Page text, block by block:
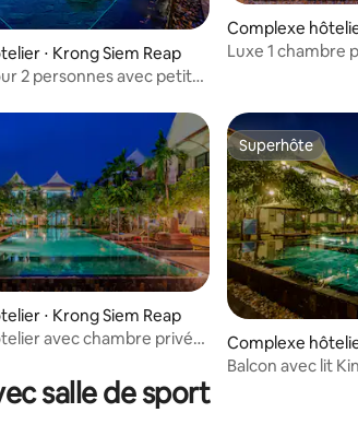
⋅ Krong Siem Reap
2 personnes avec petit
Complexe
Luxe 1 chambre
⋅ Krong Siem Reap
avec chambre privée
Superhôte
Superhôte
Complexe
Balcon avec lit
salle de sport